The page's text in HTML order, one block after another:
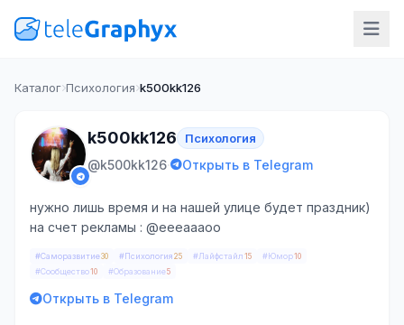
Каталог Психология k500kk126
k500kk126 Психология
@k500kk126· Открыть в Telegram
нужно лишь время и на нашей улице будет праздник)
на счет рекламы : @eeeaaaoo
#Саморазвитие30 #Психология 25 #Лайфстайл 15 #Юмор10
#Сообщество10 #Образование5
Открыть в Telegram